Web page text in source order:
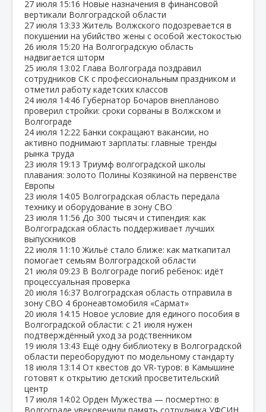
27 июля 15:16 Новые назначения в финансовой
вертикали Волгоградской области
27 июля 13:33 Житель Волжского подозревается в
покушении на убийство жены с особой жестокостью
26 июля 15:20 На Волгоградскую область
надвигается шторм
25 июля 13:02 Глава Волгограда поздравил
сотрудников СК с профессиональным праздником и
отметил работу кадетских классов
24 июля 14:46 Губернатор Бочаров внепланово
проверил стройки: сроки сорваны в Волжском и
Волгограде
24 июля 12:22 Банки сокращают вакансии, но
активно поднимают зарплаты: главные тренды
рынка труда
23 июля 19:13 Триумф волгоградской школы
плавания: золото Полины Козякиной на первенстве
Европы
23 июля 14:05 Волгоградская область передала
технику и оборудование в зону СВО
23 июля 11:56 До 300 тысяч и стипендия: как
Волгоградская область поддерживает лучших
выпускников
22 июля 11:10 Жильё стало ближе: как маткапитал
помогает семьям Волгоградской области
21 июля 09:23 В Волгограде погиб ребёнок: идёт
процессуальная проверка
20 июля 16:37 Волгоградская область отправила в
зону СВО 4 бронеавтомобиля «Сармат»
20 июля 14:15 Новое условие для единого пособия в
Волгоградской области: с 21 июля нужен
подтверждённый уход за родственником
19 июля 13:43 Ещё одну библиотеку в Волгоградской
области переоборудуют по модельному стандарту
18 июля 13:14 От квестов до VR‑туров: в Камышине
готовят к открытию детский просветительский
центр
17 июля 14:02 Орден Мужества — посмертно: в